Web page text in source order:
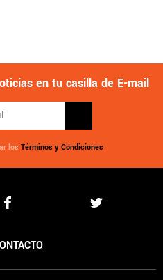
en tu casilla de E-mail
los Términos y Condiciones